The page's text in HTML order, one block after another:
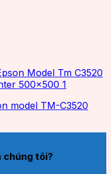
model TM-C3520
chúng tôi?